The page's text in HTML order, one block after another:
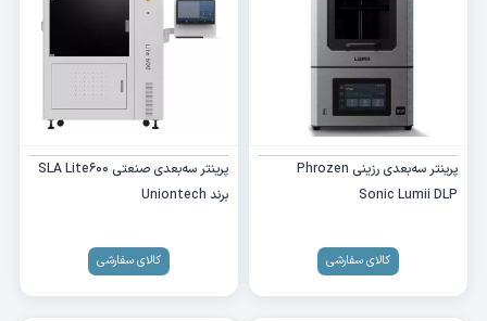
پرینتر سه‌بعدی رزینی Phrozen
Sonic Lumii DLP
کالای سفارشی
پرینتر سه‌بعدی صنعتی SLA Lite600
برند Uniontech
کالای سفارشی